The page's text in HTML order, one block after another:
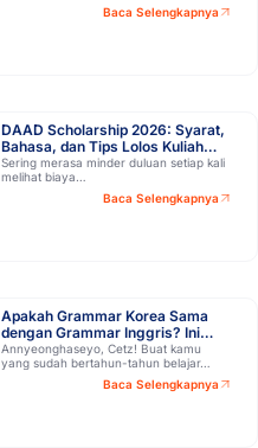
Baca Selengkapnya
DAAD Scholarship 2026: Syarat,
Bahasa, dan Tips Lolos Kuliah
Gratis di Jerman!
Sering merasa minder duluan setiap kali
melihat biaya…
Baca Selengkapnya
Apakah Grammar Korea Sama
dengan Grammar Inggris? Ini
Jawabannya
Annyeonghaseyo, Cetz! Buat kamu
yang sudah bertahun-tahun belajar…
Baca Selengkapnya